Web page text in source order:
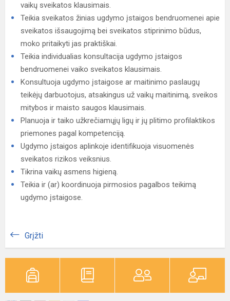
vaikų sveikatos klausimais.
Teikia sveikatos žinias ugdymo įstaigos bendruomenei apie
sveikatos išsaugojimą bei sveikatos stiprinimo būdus,
moko pritaikyti jas praktiškai.
Teikia individualias konsultacija ugdymo įstaigos
bendruomenei vaiko sveikatos klausimais.
Konsultuoja ugdymo įstaigose ar maitinimo paslaugų
teikėjų darbuotojus, atsakingus už vaikų maitinimą, sveikos
mitybos ir maisto saugos klausimais.
Planuoja ir taiko užkrečiamųjų ligų ir jų plitimo profilaktikos
priemones pagal kompetenciją.
Ugdymo įstaigos aplinkoje identifikuoja visuomenės
sveikatos rizikos veiksnius.
Tikrina vaikų asmens higieną.
Teikia ir (ar) koordinuoja pirmosios pagalbos teikimą
ugdymo įstaigose.
Grįžti